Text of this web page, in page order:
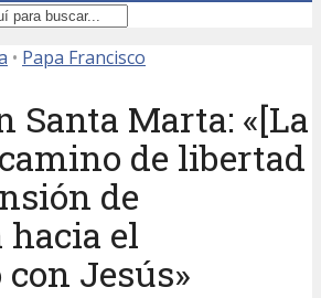
• Papa Francisco
Santa Marta: «[La
de libertad
de
hacia el
Jesús»